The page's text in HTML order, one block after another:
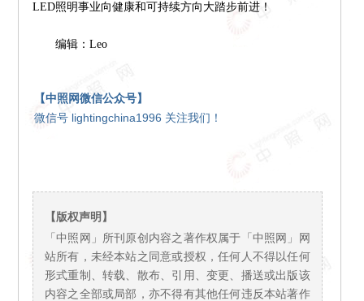
LED照明事业向健康和可持续方向大踏步前进！
编辑：Leo
【中照网微信公众号】
微信号 lightingchina1996 关注我们！
【版权声明】
「中照网」所刊原创内容之著作权属于「中照网」网
站所有，未经本站之同意或授权，任何人不得以任何
形式重制、转载、散布、引用、变更、播送或出版该
内容之全部或局部，亦不得有其他任何违反本站著作